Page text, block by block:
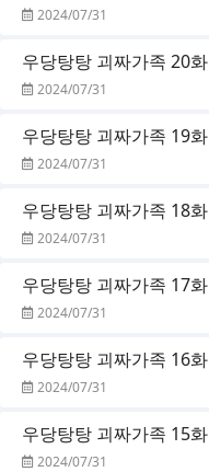
2024/07/31
우당탕탕 괴짜가족 20화
2024/07/31
우당탕탕 괴짜가족 19화
2024/07/31
우당탕탕 괴짜가족 18화
2024/07/31
우당탕탕 괴짜가족 17화
2024/07/31
우당탕탕 괴짜가족 16화
2024/07/31
우당탕탕 괴짜가족 15화
2024/07/31